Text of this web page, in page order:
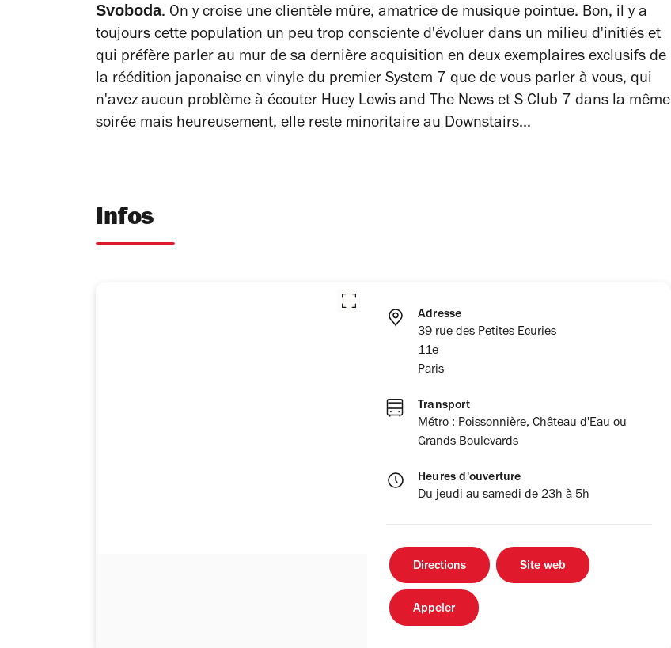
Svoboda. On y croise une clientèle mûre, amatrice de musique pointue. Bon, il y a
toujours cette population un peu trop consciente d'évoluer dans un milieu d'initiés et
qui préfère parler au mur de sa dernière acquisition en deux exemplaires exclusifs de
la réédition japonaise en vinyle du premier System 7 que de vous parler à vous, qui
n'avez aucun problème à écouter Huey Lewis and The News et S Club 7 dans la même
soirée mais heureusement, elle reste minoritaire au Downstairs...
Infos
Adresse
39 rue des Petites Ecuries
11e
Paris
Transport
Métro : Poissonnière, Château d'Eau ou
Grands Boulevards
Heures d'ouverture
Du jeudi au samedi de 23h à 5h
Directions Site web
Appeler